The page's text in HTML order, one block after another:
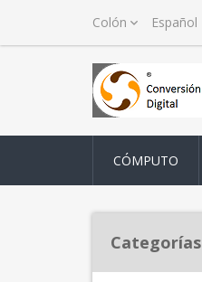
CÓMPUTO
Categorías